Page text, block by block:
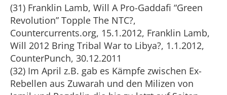
(31) Franklin Lamb, Will A Pro-Gaddafi “Green
Revolution” Topple The NTC?,
Countercurrents.org, 15.1.2012, Franklin Lamb,
Will 2012 Bring Tribal War to Libya?, 1.1.2012,
CounterPunch, 30.12.2011
(32) Im April z.B. gab es Kämpfe zwischen Ex-
Rebellen aus Zuwarah und den Milizen von